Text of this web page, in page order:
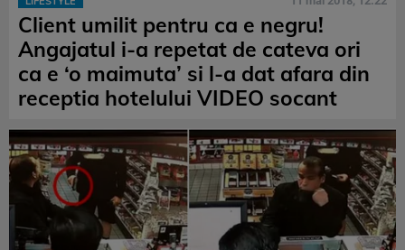
Client umilit pentru ca e negru!
Angajatul i-a repetat de cateva ori
ca e ‘o maimuta’ si l-a dat afara din
receptia hotelului VIDEO socant